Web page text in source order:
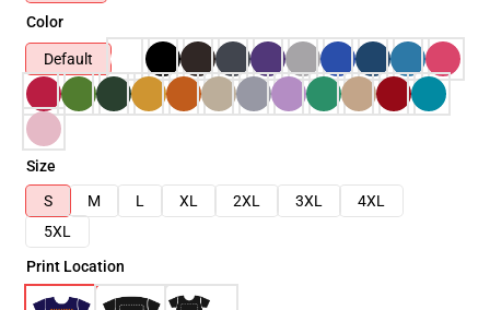
Color
Default
Size
S
M L XL 2XL 3XL
4XL
5XL
Print Location